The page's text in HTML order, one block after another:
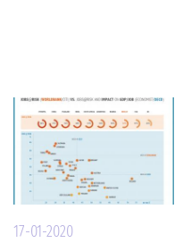
17-01-2020